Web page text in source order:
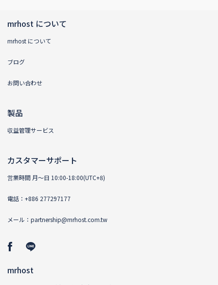
mrhost について
mrhost について
ブログ
お問い合わせ
製品
収益管理サービス
カスタマーサポート
営業時間 月〜日 10:00-18:00(UTC+8)
電話：+886 277297177
メール： partnership@mrhost.com.tw
mrhost